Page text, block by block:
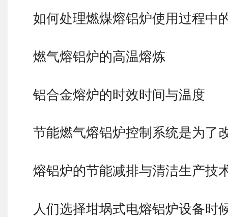
如何处理燃煤熔铝炉使用过程中
燃气熔铝炉的高温熔炼
铝合金熔炉的时效时间与温度
节能燃气熔铝炉控制系统是为了
熔铝炉的节能减排与清洁生产技
人们选择坩埚式电熔铝炉设备时